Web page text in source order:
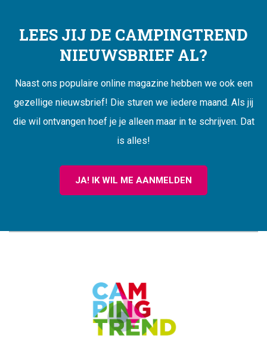
LEES JIJ DE CAMPINGTREND
NIEUWSBRIEF AL?
Naast ons populaire online magazine hebben we ook een
gezellige nieuwsbrief! Die sturen we iedere maand. Als jij
die wil ontvangen hoef je je alleen maar in te schrijven. Dat
is alles!
JA! IK WIL ME AANMELDEN